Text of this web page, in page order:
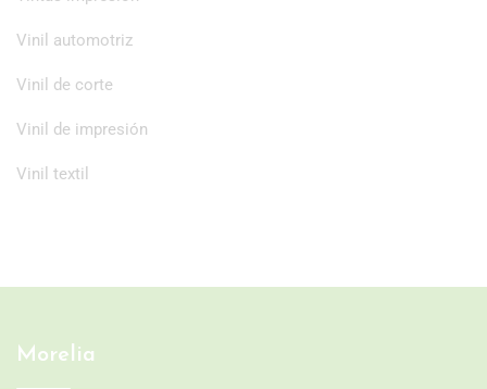
Vinil automotriz
Vinil de corte
Vinil de impresión
Vinil textil
Morelia